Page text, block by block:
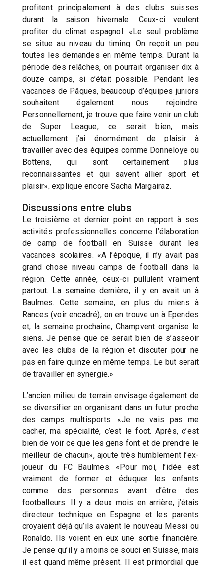
profitent principalement à des clubs suisses
durant la saison hivernale. Ceux-ci veulent
profiter du climat espagnol. «Le seul problème
se situe au niveau du timing. On reçoit un peu
toutes les demandes en même temps. Durant la
période des relâches, on pourrait organiser dix à
douze camps, si c’était possible. Pendant les
vacances de Pâques, beaucoup d’équipes juniors
souhaitent également nous rejoindre.
Personnellement, je trouve que faire venir un club
de Super League, ce serait bien, mais
actuellement j’ai énormément de plaisir à
travailler avec des équipes comme Donneloye ou
Bottens, qui sont certainement plus
reconnaissantes et qui savent allier sport et
plaisir», explique encore Sacha Margairaz.
Discussions entre clubs
Le troisième et dernier point en rapport à ses
activités professionnelles concerne l’élaboration
de camp de football en Suisse durant les
vacances scolaires. «A l’époque, il n’y avait pas
grand chose niveau camps de football dans la
région. Cette année, ceux-ci pullulent vraiment
partout. La semaine dernière, il y en avait un à
Baulmes. Cette semaine, en plus du miens à
Rances (voir encadré), on en trouve un à Ependes
et, la semaine prochaine, Champvent organise le
siens. Je pense que ce serait bien de s’asseoir
avec les clubs de la région et discuter pour ne
pas en faire quinze en même temps. Le but serait
de travailler en synergie.»
L’ancien milieu de terrain envisage également de
se diversifier en organisant dans un futur proche
des camps multisports. «Je ne vais pas me
cacher, ma spécialité, c’est le foot. Après, c’est
bien de voir ce que les gens font et de prendre le
meilleur de chacun», ajoute très humblement l’ex-
joueur du FC Baulmes. «Pour moi, l’idée est
vraiment de former et éduquer les enfants
comme des personnes avant d’être des
footballeurs. Il y a deux mois en arrière, j’étais
directeur technique en Espagne et les parents
croyaient déjà qu’ils avaient le nouveau Messi ou
Ronaldo. Ils voient en eux une sortie financière.
Je pense qu’il y a moins ce souci en Suisse, mais
il est quand même présent. Il est primordial que